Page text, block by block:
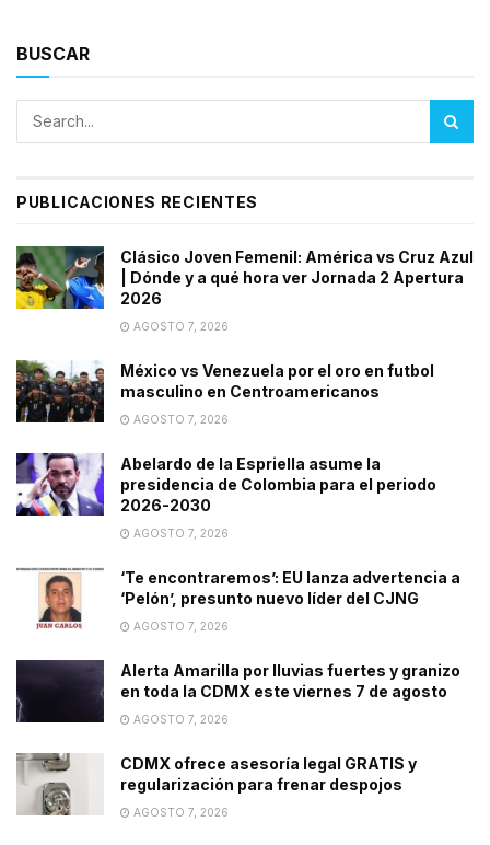
BUSCAR
PUBLICACIONES RECIENTES
Clásico Joven Femenil: América vs Cruz Azul
| Dónde y a qué hora ver Jornada 2 Apertura
2026
AGOSTO 7, 2026
México vs Venezuela por el oro en futbol
masculino en Centroamericanos
AGOSTO 7, 2026
Abelardo de la Espriella asume la
presidencia de Colombia para el periodo
2026-2030
AGOSTO 7, 2026
‘Te encontraremos’: EU lanza advertencia a
‘Pelón’, presunto nuevo líder del CJNG
AGOSTO 7, 2026
Alerta Amarilla por lluvias fuertes y granizo
en toda la CDMX este viernes 7 de agosto
AGOSTO 7, 2026
CDMX ofrece asesoría legal GRATIS y
regularización para frenar despojos
AGOSTO 7, 2026